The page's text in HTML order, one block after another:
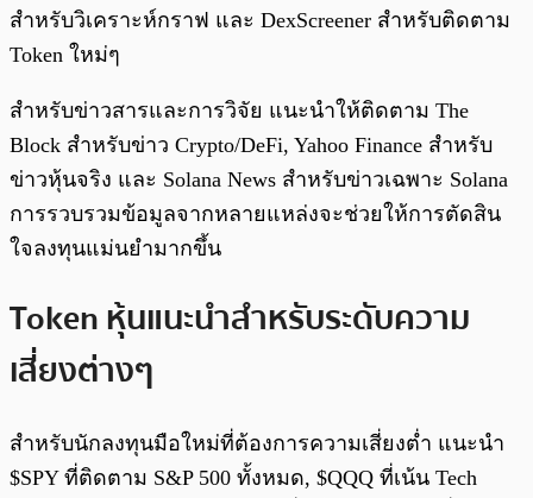
สำหรับวิเคราะห์กราฟ และ DexScreener สำหรับติดตาม
Token ใหม่ๆ
สำหรับข่าวสารและการวิจัย แนะนำให้ติดตาม The
Block สำหรับข่าว Crypto/DeFi, Yahoo Finance สำหรับ
ข่าวหุ้นจริง และ Solana News สำหรับข่าวเฉพาะ Solana
การรวบรวมข้อมูลจากหลายแหล่งจะช่วยให้การตัดสิน
ใจลงทุนแม่นยำมากขึ้น
Token หุ้นแนะนำสำหรับระดับความ
เสี่ยงต่างๆ
สำหรับนักลงทุนมือใหม่ที่ต้องการความเสี่ยงต่ำ แนะนำ
$SPY ที่ติดตาม S&P 500 ทั้งหมด, $QQQ ที่เน้น Tech